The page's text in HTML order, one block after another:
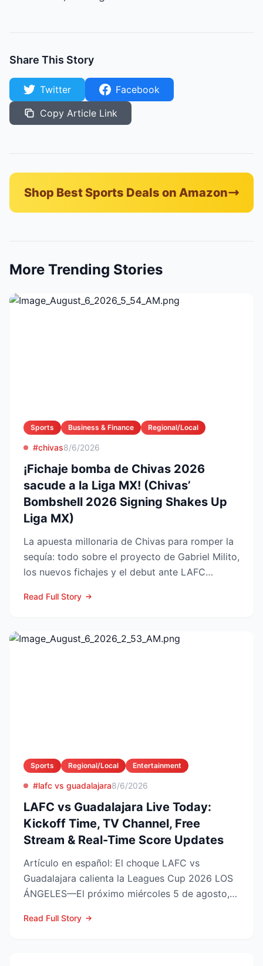
Share This Story
Twitter
Facebook
Copy Article Link
Shop Best Sports Deals on Amazon
More Trending Stories
Sports Business & Finance Regional/Local
#chivas8/6/2026
¡Fichaje bomba de Chivas 2026
sacude a la Liga MX! (Chivas’
Bombshell 2026 Signing Shakes Up
Liga MX)
La apuesta millonaria de Chivas para romper la
sequía: todo sobre el proyecto de Gabriel Milito,
los nuevos fichajes y el debut ante LAFC
Read Full Story
Sports Regional/Local Entertainment
#lafc vs guadalajara8/6/2026
LAFC vs Guadalajara Live Today:
Kickoff Time, TV Channel, Free
Stream & Real-Time Score Updates
Artículo en español: El choque LAFC vs
Guadalajara calienta la Leagues Cup 2026 LOS
ÁNGELES—El próximo miércoles 5 de agosto,
Read Full Story